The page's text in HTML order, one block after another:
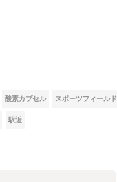
酸素カプセル スポーツフィールド
駅近